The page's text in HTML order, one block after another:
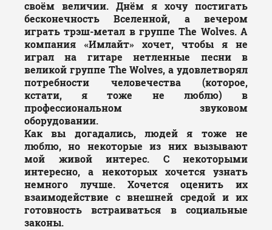
своём величии. Днём я хочу постигать
бесконечность Вселенной, а вечером
играть трэш-метал в группе The Wolves. А
компания «Имлайт» хочет, чтобы я не
играл на гитаре нетленные песни в
великой группе The Wolves, а удовлетворял
потребности человечества (которое,
кстати, я тоже не люблю) в
профессиональном звуковом
оборудовании.
Как вы догадались, людей я тоже не
люблю, но некоторые из них вызывают
мой живой интерес. С некоторыми
интересно, а некоторых хочется узнать
немного лучше. Хочется оценить их
взаимодействие с внешней средой и их
готовность встраиваться в социальные
законы.